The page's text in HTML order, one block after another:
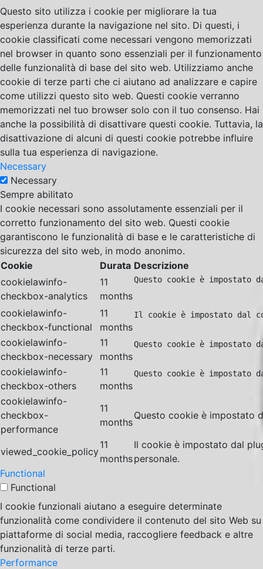
Questo sito utilizza i cookie per migliorare la tua
esperienza durante la navigazione nel sito. Di questi, i
cookie classificati come necessari vengono memorizzati
nel browser in quanto sono essenziali per il funzionamento
delle funzionalità di base del sito web. Utilizziamo anche
cookie di terze parti che ci aiutano ad analizzare e capire
come utilizzi questo sito web. Questi cookie verranno
memorizzati nel tuo browser solo con il tuo consenso. Hai
anche la possibilità di disattivare questi cookie. Tuttavia, la
disattivazione di alcuni di questi cookie potrebbe influire
sulla tua esperienza di navigazione.
Necessary
Necessary
Sempre abilitato
I cookie necessari sono assolutamente essenziali per il
corretto funzionamento del sito web. Questi cookie
garantiscono le funzionalità di base e le caratteristiche di
sicurezza del sito web, in modo anonimo.
Cookie
Durata Descrizione
cookielawinfo-
checkbox-analytics
11
months
Questo cookie è
cookielawinfo-
checkbox-functional
11
months
Il cookie è impostato dal
cookielawinfo-
checkbox-necessary
11
months
Questo cookie è impostato
cookielawinfo-
checkbox-others
11
months
Questo cookie è
cookielawinfo-
checkbox-
performance
11
months
Questo cookie è impostato
viewed_cookie_policy
11
months
Il cookie è impostato dal
personale.
Functional
Functional
I cookie funzionali aiutano a eseguire determinate
funzionalità come condividere il contenuto del sito Web su
piattaforme di social media, raccogliere feedback e altre
funzionalità di terze parti.
Performance